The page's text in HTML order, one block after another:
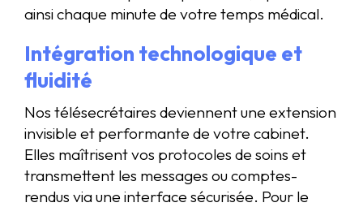
ainsi chaque minute de votre temps médical.
Intégration technologique et
fluidité
Nos télésecrétaires deviennent une extension
invisible et performante de votre cabinet.
Elles maîtrisent vos protocoles de soins et
transmettent les messages ou comptes-
rendus via une interface sécurisée. Pour le